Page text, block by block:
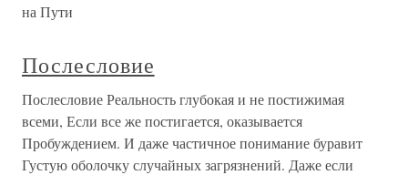
на Пути
Послесловие
Послесловие Реальность глубокая и не постижимая
всеми, Если все же постигается, оказывается
Пробуждением. И даже частичное понимание буравит
Густую оболочку случайных загрязнений. Даже если